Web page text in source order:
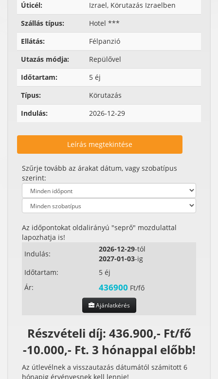
Úticél:
Izrael, Körutazás Izraelben
Szállás típus:
Hotel ***
Ellátás:
Félpanzió
Utazás módja:
Repülővel
Időtartam:
5 éj
Típus:
Körutazás
Indulás:
2026-12-29
Leírás megtekintése
Szűrje tovább az árakat dátum, vagy szobatípus
szerint:
Az időpontokat oldalirányú "seprő" mozdulattal
lapozhatja is!
Indulás:
2026-12-29-tól
2027-01-03-ig
Időtartam:
5 éj
Ár:
436900 Ft/fő
Ajánlatkérés
Részvételi díj: 436.900,- Ft/fő
-10.000,- Ft. 3 hónappal előbb!
Az útlevélnek a visszautazás dátumától számitott 6
hónapig érvényesnek kell lennie!